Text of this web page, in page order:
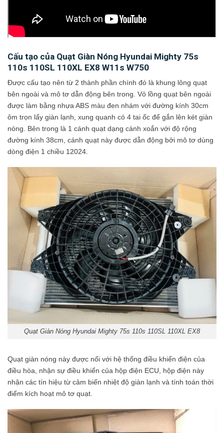
Cấu tạo của Quạt Giàn Nóng Hyundai Mighty 75s
110s 110SL 110XL EX8 W11s W750
Được cấu tạo nên từ 2 thành phần chính đó là khung lông quạt
bên ngoài và mô tơ dẫn động bên trong. Vỏ lồng quạt bên ngoài
được làm bằng nhựa ABS màu đen nhám với đường kính 30cm
ôm trọn lấy giàn lạnh, xung quanh có 4 tai ốc để gắn lên két giàn
nóng. Bên trong là 1 cánh quạt dạng cánh xoắn với độ rộng
đường kính 38cm, cánh quạt này được dẫn động bởi mô tơ dùng
dòng điện 1 chiều 12024.
Quạt Giàn Nóng Hyundai Mighty 75s 110s 110SL 110XL EX8
Quạt giàn nóng này được nối với hệ thống điều khiển điện của
điều hòa, nhận sự điều khiển của hộp điện ECU, hộp điện này
nhận các tín hiệu từ cảm biến nhiệt độ giàn lạnh và tính toán thời
điểm kích hoạt mô tơ quạt.